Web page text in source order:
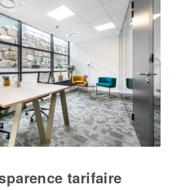
tarifaire